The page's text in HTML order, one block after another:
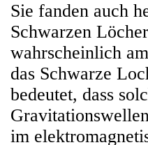
Sie fanden auch
Schwarzen
wahrscheinlich
das Schwarze
bedeutet, dass
im